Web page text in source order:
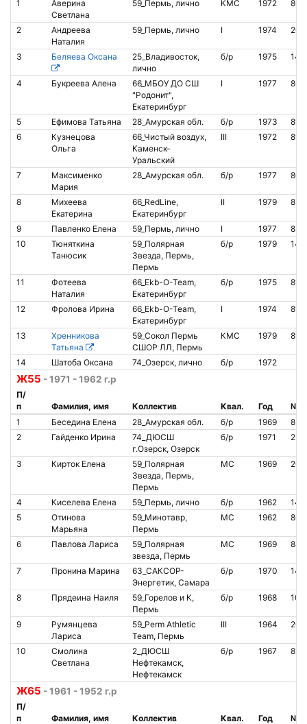
1
Аверина
Светлана
59_Пермь, лично КМС 1972
2
Андреева
Наталия
59_Пермь, лично I 1974
3 Беляева Оксана
25_Владивосток,
лично
б/р 1975
4 Букреева Алена
66_МБОУ ДО СШ
"Родонит",
Екатеринбург
I 1977
5 Ефимова Татьяна 28_Амурская обл. б/р 1973
6
Кузнецова
Ольга
66_Чистый воздух,
Каменск-
Уральский
III 1972
7
Максименко
Мария
28_Амурская обл. б/р 1977
8
Михеева
Екатерина
66_RedLine,
Екатеринбург
II 1979
9 Павленко Елена 59_Пермь, лично I 1977
10
Тюняткина
Танюсик
59_Полярная
Звезда, Пермь,
Пермь
б/р 1979
11
Фотеева
Наталия
66_Ekb-O-Team,
Екатеринбург
б/р 1975
12 Фролова Ирина
66_Ekb-O-Team,
Екатеринбург
I 1974
13
Хренникова
Татьяна
59_Сокол Пермь
СШОР ЛЛ, Пермь
КМС 1979
14 Шатоба Оксана 74_Озерск, лично б/р 1972
Ж55 - 1971 - 1962 г.р
П/
п
Фамилия, имя Коллектив Квал. Год
№
1
Беседина Елена 28_Амурская обл. б/р 1969
2
Гайденко Ирина
74_ДЮСШ
г.Озерск, Озерск
б/р 1971
3 Кирток Елена
59_Полярная
Звезда, Пермь,
Пермь
МС 1969
4 Киселева Елена 59_Пермь, лично б/р 1962
5
Отинова
Марьяна
59_Минотавр,
Пермь
МС 1962
6 Павлова Лариса
59_Полярная
звезда, Пермь
МС 1969
7 Пронина Марина
63_САКСОР-
Энергетик, Самара
б/р 1970
8 Прядеина Наиля
59_Горелов и К,
Пермь
б/р 1968
9
Румянцева
Лариса
59_Perm Athletic
Team, Пермь
III 1964
10
Смолина
Светлана
2_ДЮСШ
Нефтекамск,
Нефтекамск
б/р 1967
Ж65 - 1961 - 1952 г.р
П/
п
Фамилия, имя Коллектив Квал. Год
№